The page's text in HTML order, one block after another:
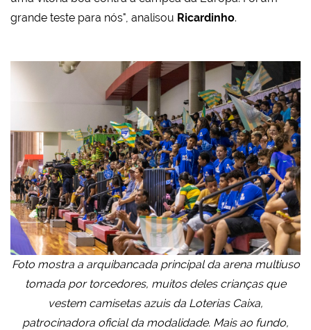
grande teste para nós", analisou Ricardinho.
Foto mostra a arquibancada principal da arena multiuso
tomada por torcedores, muitos deles crianças que
vestem camisetas azuis da Loterias Caixa,
patrocinadora oficial da modalidade. Mais ao fundo,